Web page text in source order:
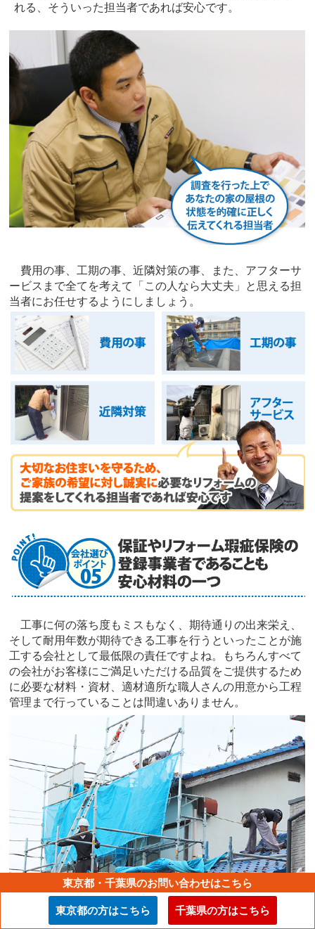
れる、そういった担当者であれば安心です。
費用の事、工期の事、近隣対策の事、また、アフターサ
ービスまで全てを考えて「この人なら大丈夫」と思える担
当者にお任せするようにしましょう。
工事に何の落ち度もミスもなく、期待通りの出来栄え、
そして耐用年数が期待できる工事を行うといったことが施
工する会社として最低限の責任ですよね。もちろんすべて
の会社がお客様にご満足いただける品質をご提供するため
に必要な材料・資材、適材適所な職人さんの用意から工程
管理まで行っていることは間違いありません。
東京都・千葉県のお問い合わせはこちら
東京都の方はこちら 千葉県の方はこちら